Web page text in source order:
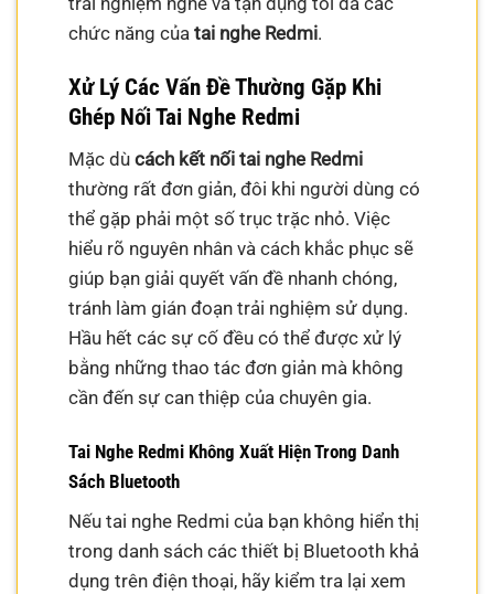
chức năng củatai nghe Redmi.
Xử Lý Các Vấn Đề Thường Gặp Khi
Ghép Nối Tai Nghe Redmi
Mặc dùcách kết nối tai nghe Redmi
thường rất đơn giản, đôi khi người dùng có
thể gặp phải một số trục trặc nhỏ. Việc
hiểu rõ nguyên nhân và cách khắc phục sẽ
giúp bạn giải quyết vấn đề nhanh chóng,
tránh làm gián đoạn trải nghiệm sử dụng.
Hầu hết các sự cố đều có thể được xử lý
bằng những thao tác đơn giản mà không
cần đến sự can thiệp của chuyên gia.
Tai Nghe Redmi Không Xuất Hiện Trong Danh
Sách Bluetooth
Nếu tai nghe Redmi của bạn không hiển thị
trong danh sách các thiết bị Bluetooth khả
dụng trên điện thoại, hãy kiểm tra lại xem